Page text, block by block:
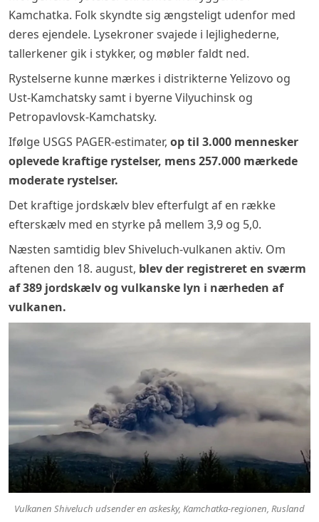
Kamchatka. Folk skyndte sig ængsteligt udenfor med
deres ejendele. Lysekroner svajede i lejlighederne,
tallerkener gik i stykker, og møbler faldt ned.
Rystelserne kunne mærkes i distrikterne Yelizovo og
Ust-Kamchatsky samt i byerne Vilyuchinsk og
Petropavlovsk-Kamchatsky.
Ifølge USGS PAGER-estimater, op til 3.000 mennesker
oplevede kraftige rystelser, mens 257.000 mærkede
moderate rystelser.
Det kraftige jordskælv blev efterfulgt af en række
efterskælv med en styrke på mellem 3,9 og 5,0.
Næsten samtidig blev Shiveluch-vulkanen aktiv. Om
aftenen den 18. august, blev der registreret en sværm
af 389 jordskælv og vulkanske lyn i nærheden af
vulkanen.
Vulkanen Shiveluch udsender en askesky, Kamchatka-regionen, Rusland